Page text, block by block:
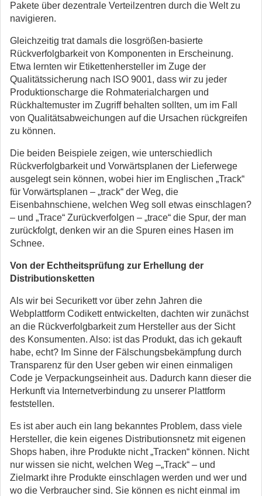
Pakete über dezentrale Verteilzentren durch die Welt zu
navigieren.
Gleichzeitig trat damals die losgrößen-basierte
Rückverfolgbarkeit von Komponenten in Erscheinung.
Etwa lernten wir Etikettenhersteller im Zuge der
Qualitätssicherung nach ISO 9001, dass wir zu jeder
Produktionscharge die Rohmaterialchargen und
Rückhaltemuster im Zugriff behalten sollten, um im Fall
von Qualitätsabweichungen auf die Ursachen rückgreifen
zu können.
Die beiden Beispiele zeigen, wie unterschiedlich
Rückverfolgbarkeit und Vorwärtsplanen der Lieferwege
ausgelegt sein können, wobei hier im Englischen „Track“
für Vorwärtsplanen – „track“ der Weg, die
Eisenbahnschiene, welchen Weg soll etwas einschlagen?
– und „Trace“ Zurückverfolgen – „trace“ die Spur, der man
zurückfolgt, denken wir an die Spuren eines Hasen im
Schnee.
Von der Echtheitsprüfung zur Erhellung der
Distributionsketten
Als wir bei Securikett vor über zehn Jahren die
Webplattform Codikett entwickelten, dachten wir zunächst
an die Rückverfolgbarkeit zum Hersteller aus der Sicht
des Konsumenten. Also: ist das Produkt, das ich gekauft
habe, echt? Im Sinne der Fälschungsbekämpfung durch
Transparenz für den User geben wir einen einmaligen
Code je Verpackungseinheit aus. Dadurch kann dieser die
Herkunft via Internetverbindung zu unserer Plattform
feststellen.
Es ist aber auch ein lang bekanntes Problem, dass viele
Hersteller, die kein eigenes Distributionsnetz mit eigenen
Shops haben, ihre Produkte nicht „Tracken“ können. Nicht
nur wissen sie nicht, welchen Weg –„Track“ – und
Zielmarkt ihre Produkte einschlagen werden und wer und
wo die Verbraucher sind. Sie können es nicht einmal im